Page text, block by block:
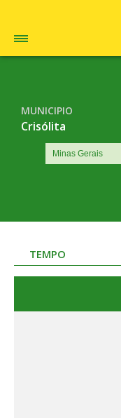
MUNICIPIO
Crisólita
TEMPO